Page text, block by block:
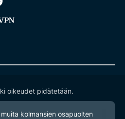
oikeudet pidätetään.